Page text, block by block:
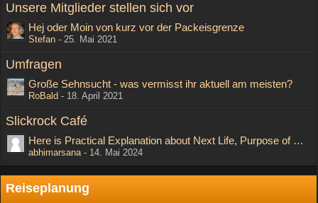
Unsere Mitglieder stellen sich vor
Hej oder Moin von kurz vor der Packeisgrenze
Stefan - 25. Mai 2021
Umfragen
Große Sehnsucht - was vermisst ihr aktuell am meisten?
RoBald - 18. April 2021
Slickrock Café
Here is Practical Explanation about Next Life, Purpose of Human Life, philosophical/religious facts, theories etc.
abhimarsana- 14. Mai 2024
Reiseplanung